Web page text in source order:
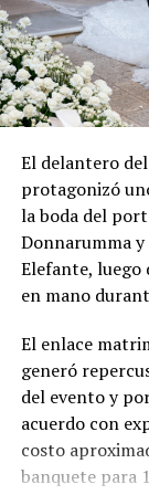
El delantero
protagonizó
la boda del
Donnarumma
Elefante, luego
en mano
El enlace
generó
del evento y
acuerdo con
costo
banquete para